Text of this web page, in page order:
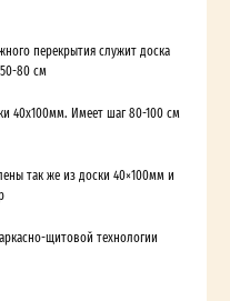
перекрытия служит доска
80 см
40х100мм. Имеет шаг 80-100 см
так же из доски 40×100мм и
щитовой технологии